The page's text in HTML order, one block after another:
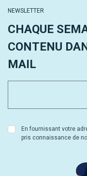
NEWSLETTER
CHAQUE
CONTENU
MAIL
En fournissant votre
pris connaissance de